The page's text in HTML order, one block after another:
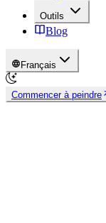
Outils
Blog
Français
Commencer à peindre